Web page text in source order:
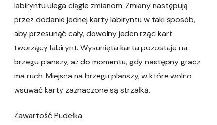
labiryntu ulega ciągle zmianom. Zmiany następują
przez dodanie jednej karty labiryntu w taki sposób,
aby przesunąć cały, dowolny jeden rząd kart
tworzący labirynt. Wysunięta karta pozostaje na
brzegu planszy, aż do momentu, gdy następny gracz
ma ruch. Miejsca na brzegu planszy, w które wolno
wsuwać karty zaznaczone są strzałką.
Zawartość Pudełka